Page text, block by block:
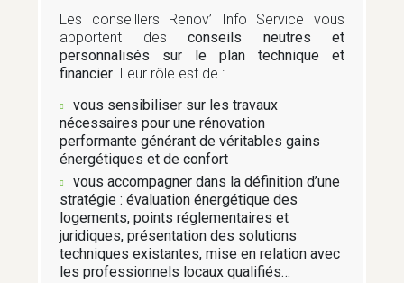
MOBILITÉS
TRAVAUX ET ÉQUIPEMENTS
TRI ET COLLECTES DES DÉCHETS
Les conseillers Renov’ Info Service vous
apportent des conseils neutres et
personnalisés sur le plan technique et
financier . Leur rôle est de :
vous sensibiliser sur les travaux
nécessaires pour une rénovation
performante générant de véritables gains
énergétiques et de confort
vous accompagner dans la définition d’une
stratégie : évaluation énergétique des
logements, points réglementaires et
juridiques, présentation des solutions
techniques existantes, mise en relation avec
les professionnels locaux qualifiés…